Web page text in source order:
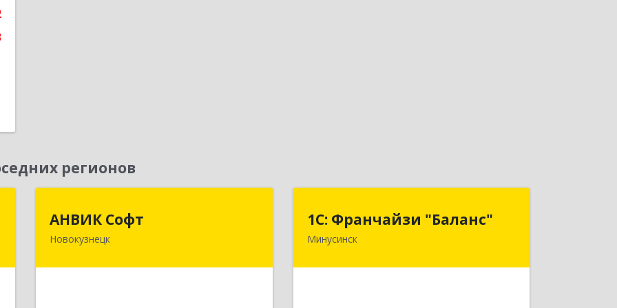
регионов
АНВИК Софт
Новокузнецк654079, Кемеровская область -
1С: Франчайзи "Баланс"
Минусинск
1С: Франчайзи "Баланс"